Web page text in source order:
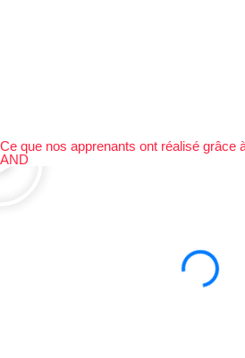
Ce que nos apprenants ont réalisé grâce
AND